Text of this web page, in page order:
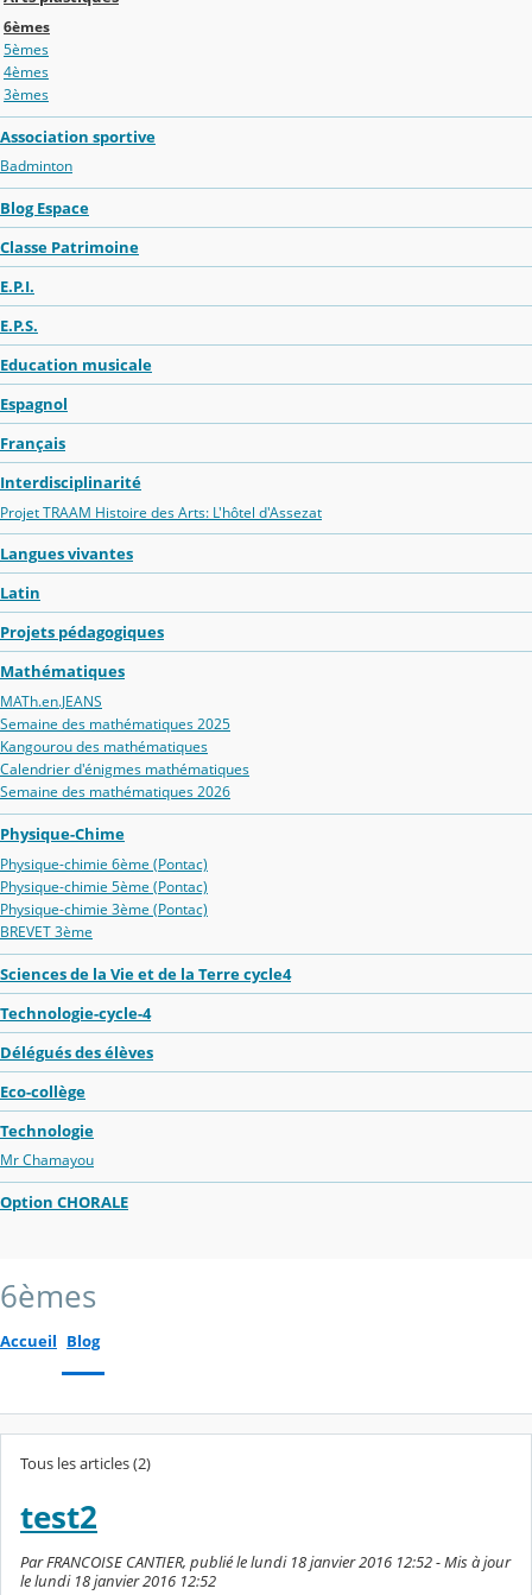
6èmes
5èmes
4èmes
3èmes
Association sportive
Badminton
Blog Espace
Classe Patrimoine
E.P.I.
E.P.S.
Education musicale
Espagnol
Français
Interdisciplinarité
Projet TRAAM Histoire des Arts: L'hôtel d'Assezat
Langues vivantes
Latin
Projets pédagogiques
Mathématiques
MATh.en.JEANS
Semaine des mathématiques 2025
Kangourou des mathématiques
Calendrier d'énigmes mathématiques
Semaine des mathématiques 2026
Physique-Chime
Physique-chimie 6ème (Pontac)
Physique-chimie 5ème (Pontac)
Physique-chimie 3ème (Pontac)
BREVET 3ème
Sciences de la Vie et de la Terre cycle4
Technologie-cycle-4
Délégués des élèves
Eco-collège
Technologie
Mr Chamayou
Option CHORALE
6èmes
Accueil Blog
Tous les articles (2)
test2
Par FRANCOISE CANTIER, publié le lundi 18 janvier 2016 12:52 - Mis à jour
le lundi 18 janvier 2016 12:52